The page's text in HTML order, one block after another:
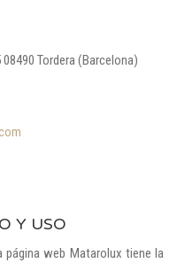
Tordera (Barcelona)
Y USO
página web Matarolux tiene la